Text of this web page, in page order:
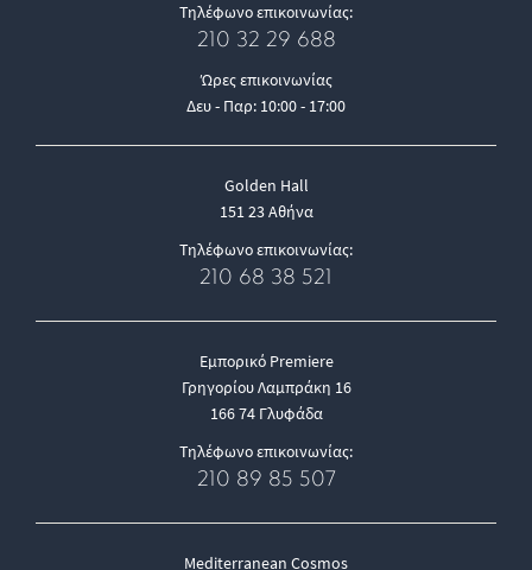
Τηλέφωνο επικοινωνίας:
210 32 29 688
Ώρες επικοινωνίας
Δευ - Παρ: 10:00 - 17:00
Golden Hall
151 23 Αθήνα
Τηλέφωνο επικοινωνίας:
210 68 38 521
Εμπορικό Premiere
Γρηγορίου Λαμπράκη 16
166 74 Γλυφάδα
Τηλέφωνο επικοινωνίας:
210 89 85 507
Mediterranean Cosmos